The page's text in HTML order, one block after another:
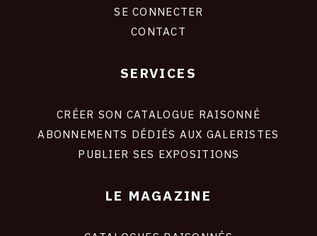
SE CONNECTER
CONTACT
SERVICES
CRÉER SON CATALOGUE RAISONNÉ
ABONNEMENTS DÉDIÉS AUX GALERISTES
PUBLIER SES EXPOSITIONS
LE MAGAZINE